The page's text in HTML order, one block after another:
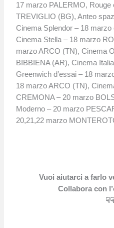
17 marzo PALERMO, Rouge
TREVIGLIO (BG), Anteo
Cinema Splendor – 18
Cinema Stella – 18 marzo
marzo ARCO (TN), Cinema
BIBBIENA (AR), Cinema
Greenwich d’essai – 18
18 marzo ARCO (TN),
CREMONA – 20 marzo
Moderno – 20 marzo
20,21,22 marzo
Vuoi aiutarci a farlo
Collabora con